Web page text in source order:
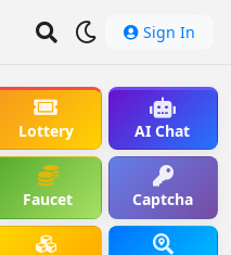
Sign In
Lottery AI Chat
Faucet Captcha